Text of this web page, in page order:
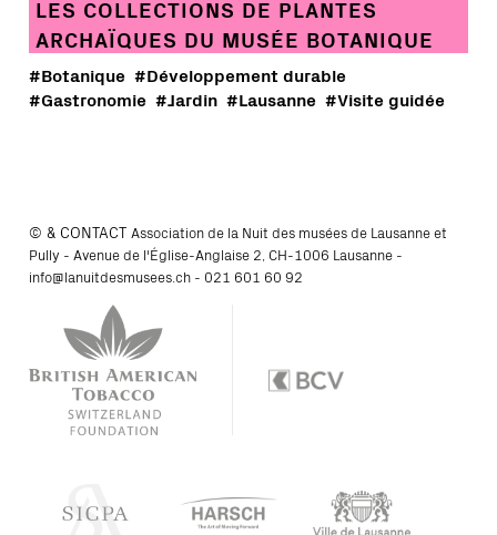
LES COLLECTIONS DE PLANTES
ARCHAÏQUES DU MUSÉE BOTANIQUE
#Botanique #Développement durable
#Gastronomie #Jardin #Lausanne #Visite guidée
© & CONTACT Association de la Nuit des musées de Lausanne et
Pully - Avenue de l'Église-Anglaise 2, CH-1006 Lausanne -
info@lanuitdesmusees.ch- 021 601 60 92